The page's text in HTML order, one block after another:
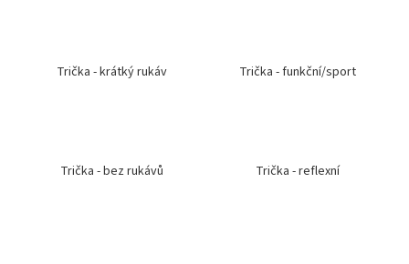
Trička - krátký rukáv Trička - funkční/sport
Trička - bez rukávů Trička - reflexní